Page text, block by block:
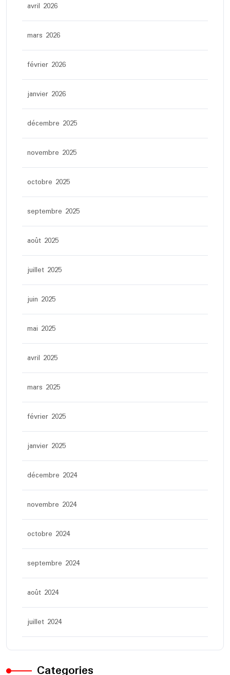
avril 2026
mars 2026
février 2026
janvier 2026
décembre 2025
novembre 2025
octobre 2025
septembre 2025
août 2025
juillet 2025
juin 2025
mai 2025
avril 2025
mars 2025
février 2025
janvier 2025
décembre 2024
novembre 2024
octobre 2024
septembre 2024
août 2024
juillet 2024
Categories